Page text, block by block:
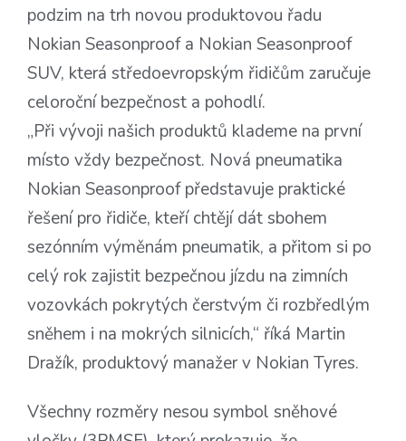
podzim na trh novou produktovou řadu
Nokian Seasonproof a Nokian Seasonproof
SUV, která středoevropským řidičům zaručuje
celoroční bezpečnost a pohodlí.
„Při vývoji našich produktů klademe na první
místo vždy bezpečnost. Nová pneumatika
Nokian Seasonproof představuje praktické
řešení pro řidiče, kteří chtějí dát sbohem
sezónním výměnám pneumatik, a přitom si po
celý rok zajistit bezpečnou jízdu na zimních
vozovkách pokrytých čerstvým či rozbředlým
sněhem i na mokrých silnicích,“ říká Martin
Dražík, produktový manažer v Nokian Tyres.
Všechny rozměry nesou symbol sněhové